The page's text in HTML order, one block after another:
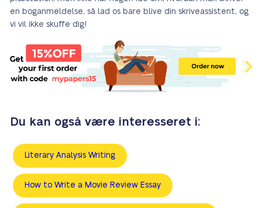
en boganmeldelse, så lad os bare blive din skriveassistent, og
vi vil ikke skuffe dig!
Du kan også være interesseret i:
Literary Analysis Writing
How to Write a Movie Review Essay